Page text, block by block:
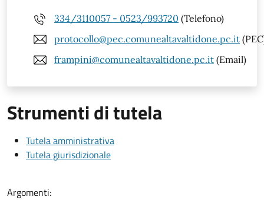
334/3110057 - 0523/993720 (Telefono)
protocollo@pec.comunealtavaltidone.pc.it
frampini@comunealtavaltidone.pc.it (Email)
Strumenti di tutela
Tutela amministrativa
Tutela giurisdizionale
Argomenti: